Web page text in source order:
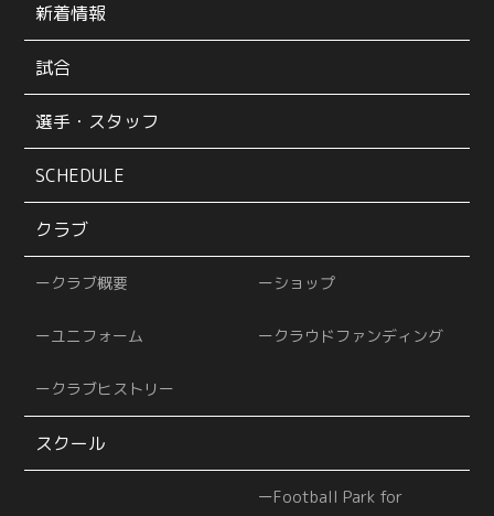
新着情報
試合
選手・スタッフ
SCHEDULE
クラブ
クラブ概要 ショップ
ユニフォーム クラウドファンディング
クラブヒストリー
スクール
Football Park for